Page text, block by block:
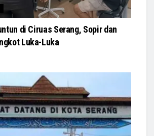
di Ciruas Serang, Sopir dan
Luka-Luka